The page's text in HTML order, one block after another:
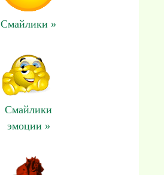
Смайлики »
Смайлики
эмоции »